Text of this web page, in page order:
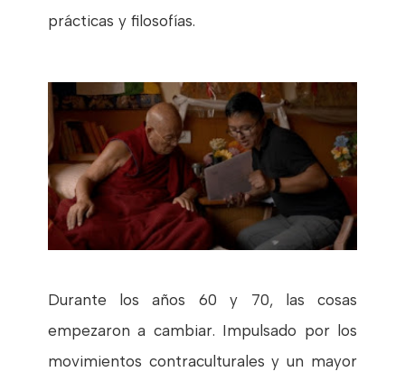
prácticas y filosofías.
Durante los años 60 y 70, las cosas
empezaron a cambiar. Impulsado por los
movimientos contraculturales y un mayor